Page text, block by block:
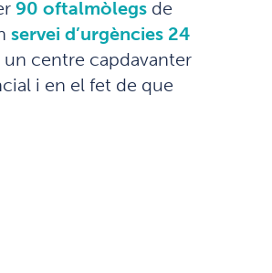
90 oftalmòlegsde
servei d’urgències 24
centre capdavanter
i en el fet de que